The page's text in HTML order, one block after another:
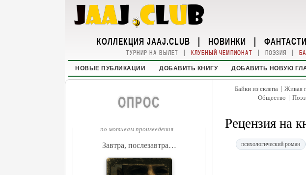
КОЛЛЕКЦИЯ JAAJ.CLUB | НОВИНКИ |
ТУРНИР НА ВЫЛЕТ | КЛУБНЫЙ ЧЕМПИОНАТ | ПОЭЗИЯ |
НОВЫЕ ПУБЛИКАЦИИ ДОБАВИТЬ КНИГУ ДОБАВИТЬ НОВУЮ
ОПРОС
по мотивам произведения...
Завтра, послезавтра…
Байки из склепа | Живая
Общество |
Рецензия на
психологический роман